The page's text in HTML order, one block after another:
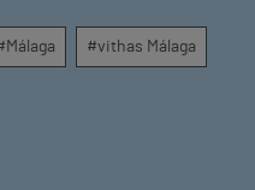
médicos de Vithas en la
dispara un 140% las
#vithas Málaga